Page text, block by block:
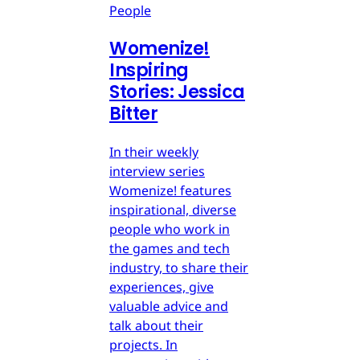
People
Womenize!
Inspiring
Stories: Jessica
Bitter
In their weekly
interview series
Womenize! features
inspirational, diverse
people who work in
the games and tech
industry, to share their
experiences, give
valuable advice and
talk about their
projects. In